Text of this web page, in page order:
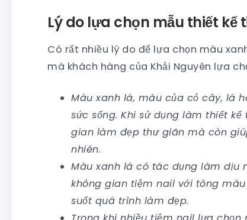
Lý do lựa chọn mẫu thiết
Có rất nhiều lý do để lựa chọn màu
mà khách hàng của Khải Nguyên lựa
Màu xanh lá, màu của cỏ cây, lá
sức sống. Khi sử dụng làm thiết
gian làm đẹp thư giãn mà còn
nhiên.
Màu xanh lá có tác dụng làm dịu
không gian tiệm nail với tông
suốt quá trình làm đẹp.